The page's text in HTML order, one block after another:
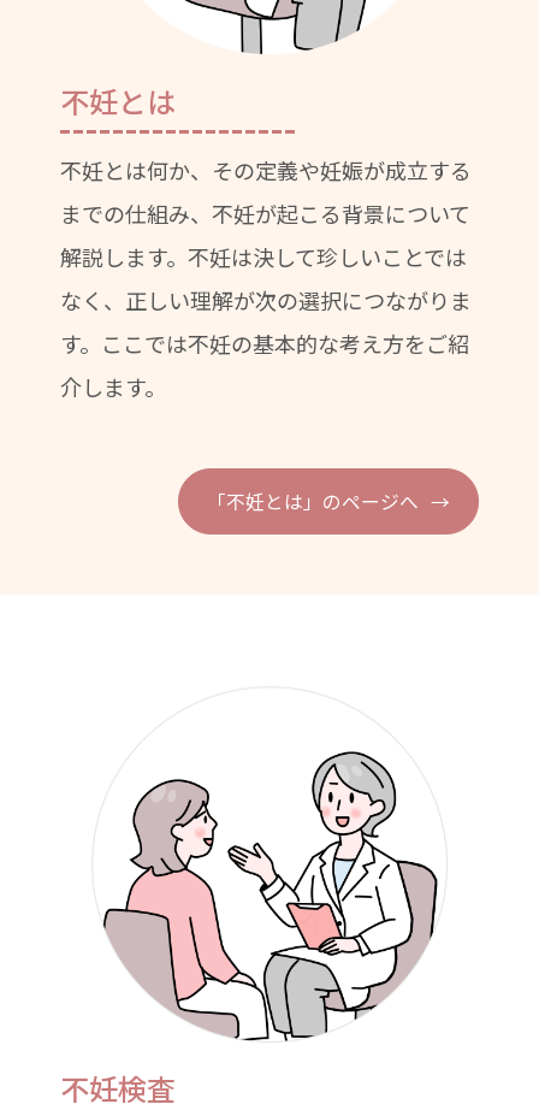
不妊とは
不妊とは何か、その定義や妊娠が成立する
までの仕組み、不妊が起こる背景について
解説します。不妊は決して珍しいことでは
なく、正しい理解が次の選択につながりま
す。ここでは不妊の基本的な考え方をご紹
介します。
「不妊とは」のページへ
不妊検査